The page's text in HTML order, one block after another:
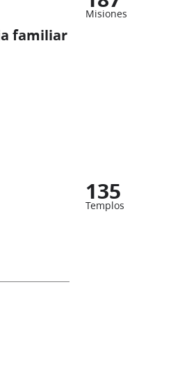
Misiones
familiar
135
Templos